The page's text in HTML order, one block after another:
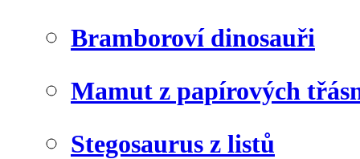
Bramboroví dinosauři
Mamut z papírových
Stegosaurus z listů